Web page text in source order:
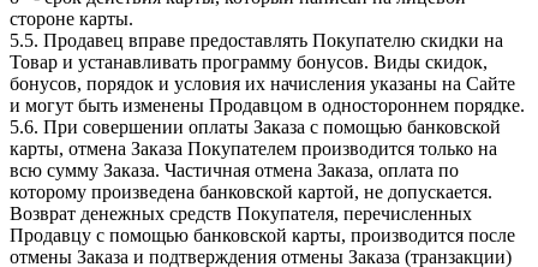
стороне карты.
5.5. Продавец вправе предоставлять Покупателю скидки на
Товар и устанавливать программу бонусов. Виды скидок,
бонусов, порядок и условия их начисления указаны на Сайте
и могут быть изменены Продавцом в одностороннем порядке.
5.6. При совершении оплаты Заказа с помощью банковской
карты, отмена Заказа Покупателем производится только на
всю сумму Заказа. Частичная отмена Заказа, оплата по
которому произведена банковской картой, не допускается.
Возврат денежных средств Покупателя, перечисленных
Продавцу с помощью банковской карты, производится после
отмены Заказа и подтверждения отмены Заказа (транзакции)